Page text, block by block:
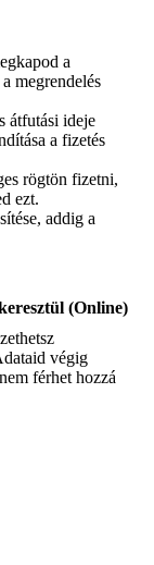
a
megrendelés
átfutási ideje
a fizetés
rögtön fizetni,
ezt.
addig a
(Online)
végig
férhet hozzá